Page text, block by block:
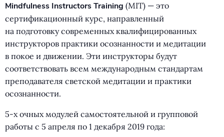
Mindfulness Instructors Training (MIT) — это
сертификационный курс, направленный
на подготовку современных квалифицированных
инструкторов практики осознанности и медитации
в покое и движении. Эти инструкторы будут
соответствовать всем международным стандартам
преподавателя светской медитации и практики
осознанности.
5-х очных модулей самостоятельной и групповой
работы с 5 апреля по 1 декабря 2019 года: